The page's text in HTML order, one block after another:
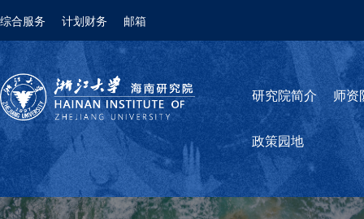
综合服务 计划财务 邮箱
研究院简介 师资
政策园地